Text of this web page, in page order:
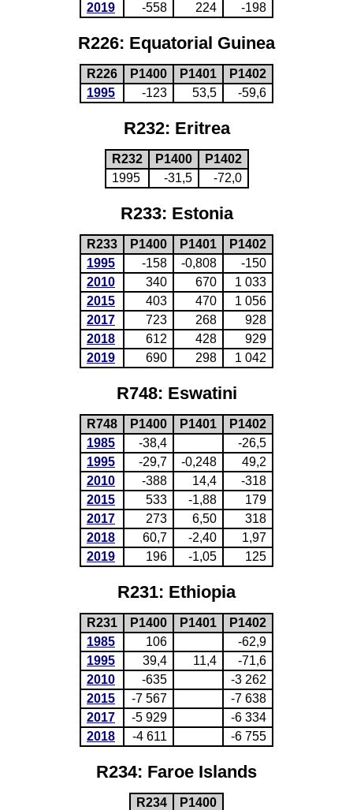
2019
-558 224 -198
R226: Equatorial Guinea
R226 P1400 P1401
P1402
1995
-123 53,5 -59,6
R232: Eritrea
R232 P1400
P1402
1995
-31,5 -72,0
R233: Estonia
R233 P1400 P1401
P1402
1995
-158 -0,808
-150
2010
340 670
1 033
2015
403 470
1 056
2017
723 268
928
2018
612 428
929
2019
690 298 1 042
R748: Eswatini
R748 P1400 P1401
P1402
1985
-38,4
-26,5
1995
-29,7 -0,248
49,2
2010
-388 14,4
-318
2015
533 -1,88
179
2017
273 6,50
318
2018
60,7 -2,40
1,97
2019
196 -1,05 125
R231: Ethiopia
R231 P1400 P1401
P1402
1985
106
-62,9
1995
39,4 11,4
-71,6
2010
-635
-3 262
2015
-7 567
-7 638
2017
-5 929
-6 334
2018
-4 611 -6 755
R234: Faroe Islands
R234
P1400